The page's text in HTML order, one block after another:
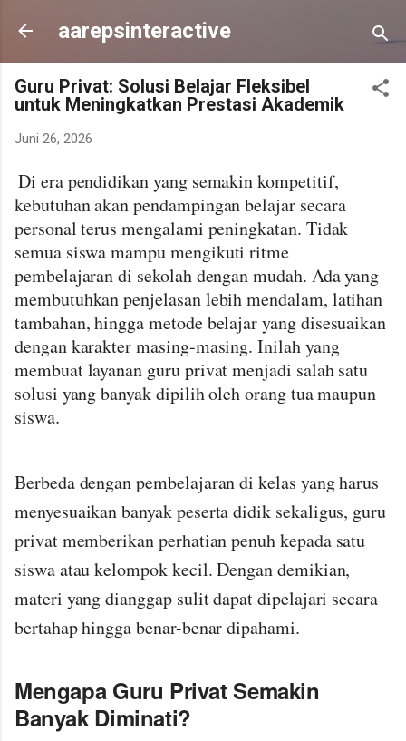
Langsung ke konten utama
aarepsinteractive
Guru Privat: Solusi Belajar Fleksibel
untuk Meningkatkan Prestasi Akademik
Juni 26, 2026
Di era pendidikan yang semakin kompetitif,
kebutuhan akan pendampingan belajar secara
personal terus mengalami peningkatan. Tidak
semua siswa mampu mengikuti ritme
pembelajaran di sekolah dengan mudah. Ada yang
membutuhkan penjelasan lebih mendalam, latihan
tambahan, hingga metode belajar yang disesuaikan
dengan karakter masing-masing. Inilah yang
membuat layanan guru privat menjadi salah satu
solusi yang banyak dipilih oleh orang tua maupun
siswa.
Berbeda dengan pembelajaran di kelas yang harus
menyesuaikan banyak peserta didik sekaligus, guru
privat memberikan perhatian penuh kepada satu
siswa atau kelompok kecil. Dengan demikian,
materi yang dianggap sulit dapat dipelajari secara
bertahap hingga benar-benar dipahami.
Mengapa Guru Privat Semakin
Banyak Diminati?